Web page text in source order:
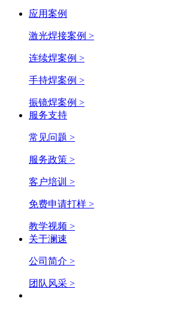
应用案例
激光焊接案例 >
连续焊案例 >
手持焊案例 >
振镜焊案例 >
服务支持
常见问题 >
服务政策 >
客户培训 >
免费申请打样 >
教学视频 >
关于澜速
公司简介 >
团队风采 >